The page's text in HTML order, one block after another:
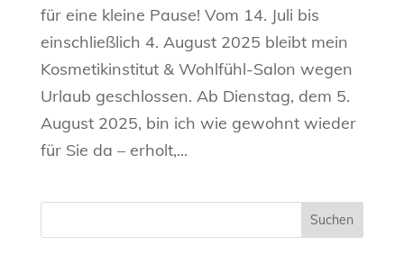
für eine kleine Pause! Vom 14. Juli bis
einschließlich 4. August 2025 bleibt mein
Kosmetikinstitut & Wohlfühl-Salon wegen
Urlaub geschlossen. Ab Dienstag, dem 5.
August 2025, bin ich wie gewohnt wieder
für Sie da – erholt,...